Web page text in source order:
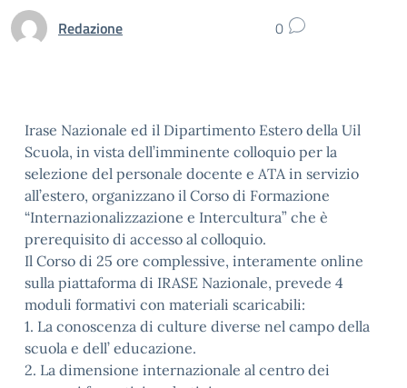
Redazione 0
Irase Nazionale ed il Dipartimento Estero della Uil
Scuola, in vista dell’imminente colloquio per la
selezione del personale docente e ATA in servizio
all’estero, organizzano il Corso di Formazione
“Internazionalizzazione e Intercultura” che è
prerequisito di accesso al colloquio.
Il Corso di 25 ore complessive, interamente online
sulla piattaforma di IRASE Nazionale, prevede 4
moduli formativi con materiali scaricabili:
1. La conoscenza di culture diverse nel campo della
scuola e dell’ educazione.
2. La dimensione internazionale al centro dei